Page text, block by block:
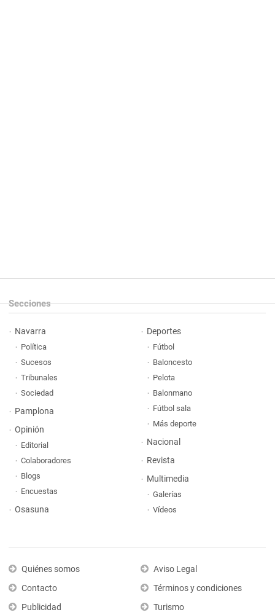
Secciones
Navarra
Política
Sucesos
Tribunales
Sociedad
Pamplona
Opinión
Editorial
Colaboradores
Blogs
Encuestas
Osasuna
Deportes
Fútbol
Baloncesto
Pelota
Balonmano
Fútbol sala
Más deporte
Nacional
Revista
Multimedia
Galerías
Vídeos
Quiénes somos
Contacto
Publicidad
Aviso Legal
Términos y condiciones
Turismo